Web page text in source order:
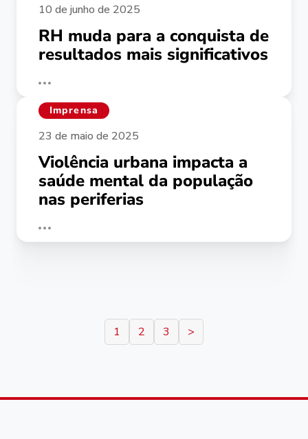
10 de junho de 2025
RH muda para a conquista de
resultados mais significativos
Imprensa
23 de maio de 2025
Violência urbana impacta a
saúde mental da população
nas periferias
1 2 3 >